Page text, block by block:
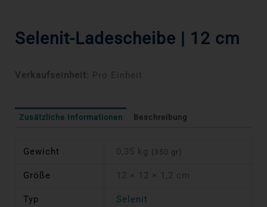
Selenit-Ladescheibe | 12 cm
Verkaufseinheit: Pro Einheit
Zusätzliche Informationen Beschreibung
Gewicht 0,35 kg (350 gr)
Größe 12 × 12 × 1,2 cm
Typ Selenit